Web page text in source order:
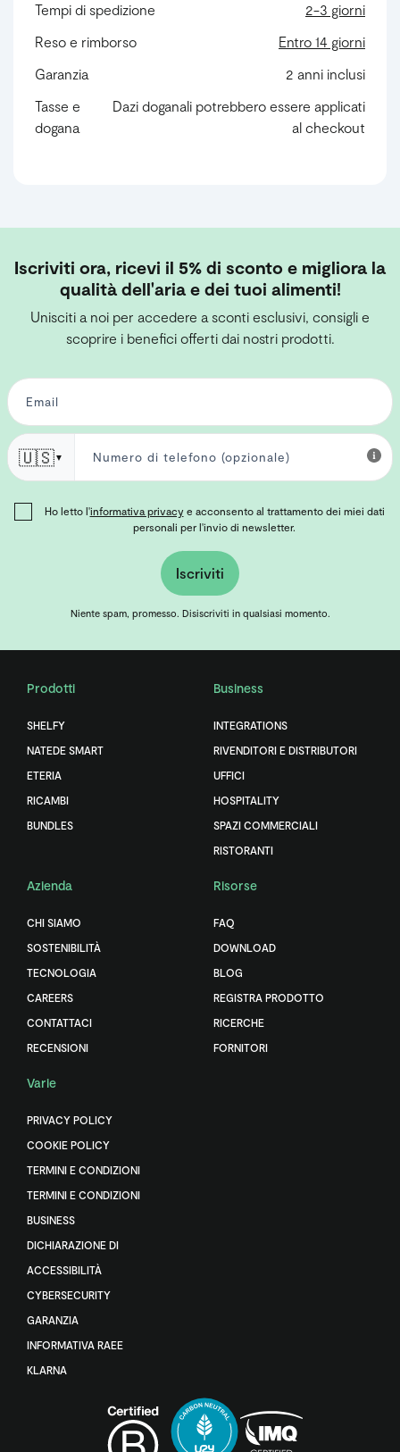
Tempi di spedizione
2-3 giorni
Reso e rimborso
Entro 14 giorni
Garanzia
2 anni inclusi
Tasse e
dogana
Dazi doganali potrebbero essere applicati
al checkout
Iscriviti ora, ricevi il 5% di sconto e migliora la
qualità dell'aria e dei tuoi alimenti!
Unisciti a noi per accedere a sconti esclusivi, consigli e
scoprire i benefici offerti dai nostri prodotti.
🇺🇸▼
Ho letto l'informativa privacye acconsento al trattamento dei miei dati
personali per l'invio di newsletter.
Iscriviti
Niente spam, promesso. Disiscriviti in qualsiasi momento.
Prodotti
SHELFY
NATEDE SMART
ETERIA
RICAMBI
BUNDLES
Business
INTEGRATIONS
RIVENDITORI E DISTRIBUTORI
UFFICI
HOSPITALITY
SPAZI COMMERCIALI
RISTORANTI
Azienda
CHI SIAMO
SOSTENIBILITÀ
TECNOLOGIA
CAREERS
CONTATTACI
RECENSIONI
Risorse
FAQ
DOWNLOAD
BLOG
REGISTRA PRODOTTO
RICERCHE
FORNITORI
Varie
PRIVACY POLICY
COOKIE POLICY
TERMINI E CONDIZIONI
TERMINI E CONDIZIONI
BUSINESS
DICHIARAZIONE DI
ACCESSIBILITÀ
CYBERSECURITY
GARANZIA
INFORMATIVA RAEE
KLARNA